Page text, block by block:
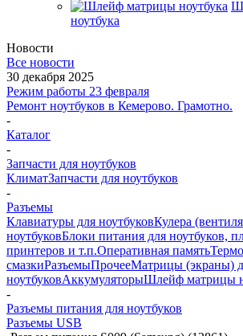
ноутбука
Новости
Все новости
30 декабря 2025
Режим работы 23 февраля
Ремонт ноутбуков в Кемерово. Грамотно.
-
Каталог
-
Запчасти для ноутбуков
КлиматЗапчасти для ноутбуков
-
Разъемы
Клавиатуры для ноутбуковКулера
ноутбуковБлоки питания для ноутбуков,
принтеров и т.п.Оперативная память
смазкиРазъемыПрочееМатрицы (экраны)
ноутбуковАккумуляторыШлейф матрицы
-
Разъемы питания для ноутбуков
Разъемы USB